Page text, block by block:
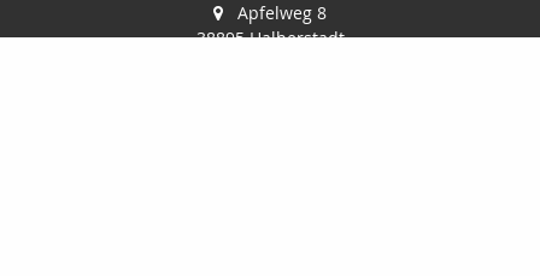
Apfelweg 8
38895 Halberstadt